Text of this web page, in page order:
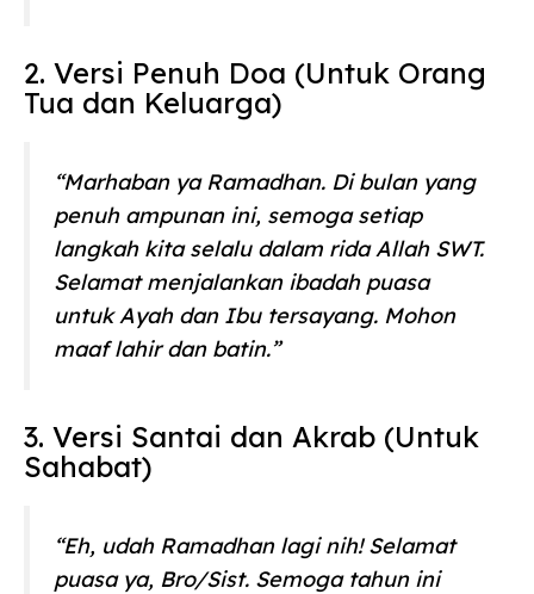
2. Versi Penuh Doa (Untuk Orang
Tua dan Keluarga)
“Marhaban ya Ramadhan. Di bulan yang
penuh ampunan ini, semoga setiap
langkah kita selalu dalam rida Allah SWT.
Selamat menjalankan ibadah puasa
untuk Ayah dan Ibu tersayang. Mohon
maaf lahir dan batin.”
3. Versi Santai dan Akrab (Untuk
Sahabat)
“Eh, udah Ramadhan lagi nih! Selamat
puasa ya, Bro/Sist. Semoga tahun ini